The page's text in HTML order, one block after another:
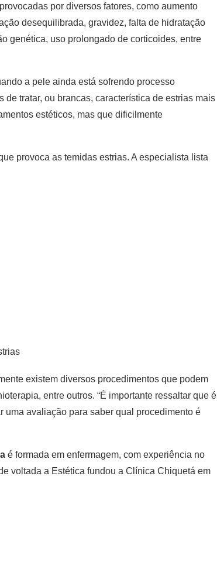
por diversos fatores, como aumento
desequilibrada, gravidez, falta de hidratação
genética, uso prolongado de corticoides, entre
a pele ainda está sofrendo processo
tratar, ou brancas, característica de estrias mais
estéticos, mas que dificilmente
provoca as temidas estrias. A especialista lista
existem diversos procedimentos que podem
entre outros. “É importante ressaltar que é
avaliação para saber qual procedimento é
é formada em enfermagem, com experiência no
voltada a Estética fundou a Clínica Chiquetá em